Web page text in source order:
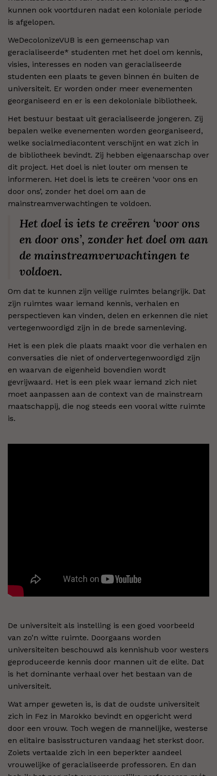
kunnen ook voortduren nadat een koloniale periode
is afgelopen.
WeDecolonizeVUB is een gemeenschap van
geracialiseerde* studenten met het doel om kennis,
visies, interesses en noden van geracialiseerde
studenten een plaats te geven binnen én buiten de
universiteit. Er worden onder meer evenementen
georganiseerd en er is een dekoloniale bibliotheek.
Het bestuur bestaat uit geracialiseerde jongeren. Zij
bepalen welke evenementen worden georganiseerd,
welke socialmediacontent verschijnt en wat zich in
de bibliotheek bevindt. Zij hebben eigenaarschap over
dit project. Het doel is niet louter om mensen te
informeren. Het doel is iets te creëren ‘voor ons en
door ons’, zonder het doel om aan de
mainstreamverwachtingen te voldoen.
Het doel is iets te creëren ‘voor ons
en door ons’, zonder het doel om aan
de mainstreamverwachtingen te
voldoen.
Om dat te kunnen zijn veilige ruimtes belangrijk. Dat
zijn ruimtes waar iemand kennis, verhalen en
perspectieven kan vinden, delen en erkennen die niet
vertegenwoordigd zijn in de brede samenleving.
Het is een plek die plaats maakt voor die verhalen en
conversaties die niet of ondervertegenwoordigd zijn
en waarvan de eigenheid bovendien wordt
gevrijwaard. Het is een plek waar iemand zich niet
moet aanpassen aan de context van de mainstream
maatschappij, die nog steeds een vooral witte ruimte
is.
De universiteit als instelling is een goed voorbeeld
van zo’n witte ruimte. Doorgaans worden
universiteiten beschouwd als kennishub voor westers
geproduceerde kennis door mannen uit de elite. Dat
is het dominante verhaal over het bestaan van de
universiteit.
Wat amper geweten is, is dat de oudste universiteit
zich in Fez in Marokko bevindt en opgericht werd
door een vrouw. Toch wegen de mannelijke, westerse
en elitaire basisstructuren vandaag het sterkst door.
Zoiets vertaalde zich in een beperkter aandeel
vrouwelijke of geracialiseerde professoren. En dan